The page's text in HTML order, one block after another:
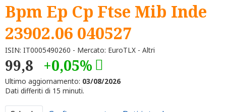
Bpm Ep Cp Ftse Mib Inde
23902.06 040527
ISIN: IT0005490260 - Mercato: EuroTLX - Altri
99,8 +0,05%
Ultimo aggiornamento: 03/08/2026
Dati differiti di 15 minuti.